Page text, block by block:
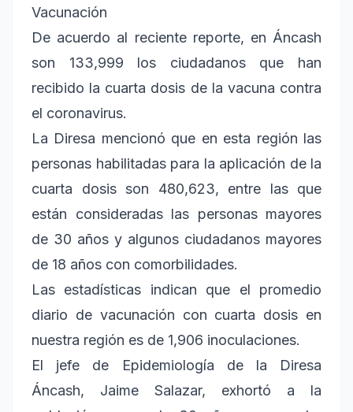
Vacunación
De acuerdo al reciente reporte, en Áncash
son 133,999 los ciudadanos que han
recibido la cuarta dosis de la vacuna contra
el coronavirus.
La Diresa mencionó que en esta región las
personas habilitadas para la aplicación de la
cuarta dosis son 480,623, entre las que
están consideradas las personas mayores
de 30 años y algunos ciudadanos mayores
de 18 años con comorbilidades.
Las estadísticas indican que el promedio
diario de vacunación con cuarta dosis en
nuestra región es de 1,906 inoculaciones.
El jefe de Epidemiología de la Diresa
Áncash, Jaime Salazar, exhortó a la